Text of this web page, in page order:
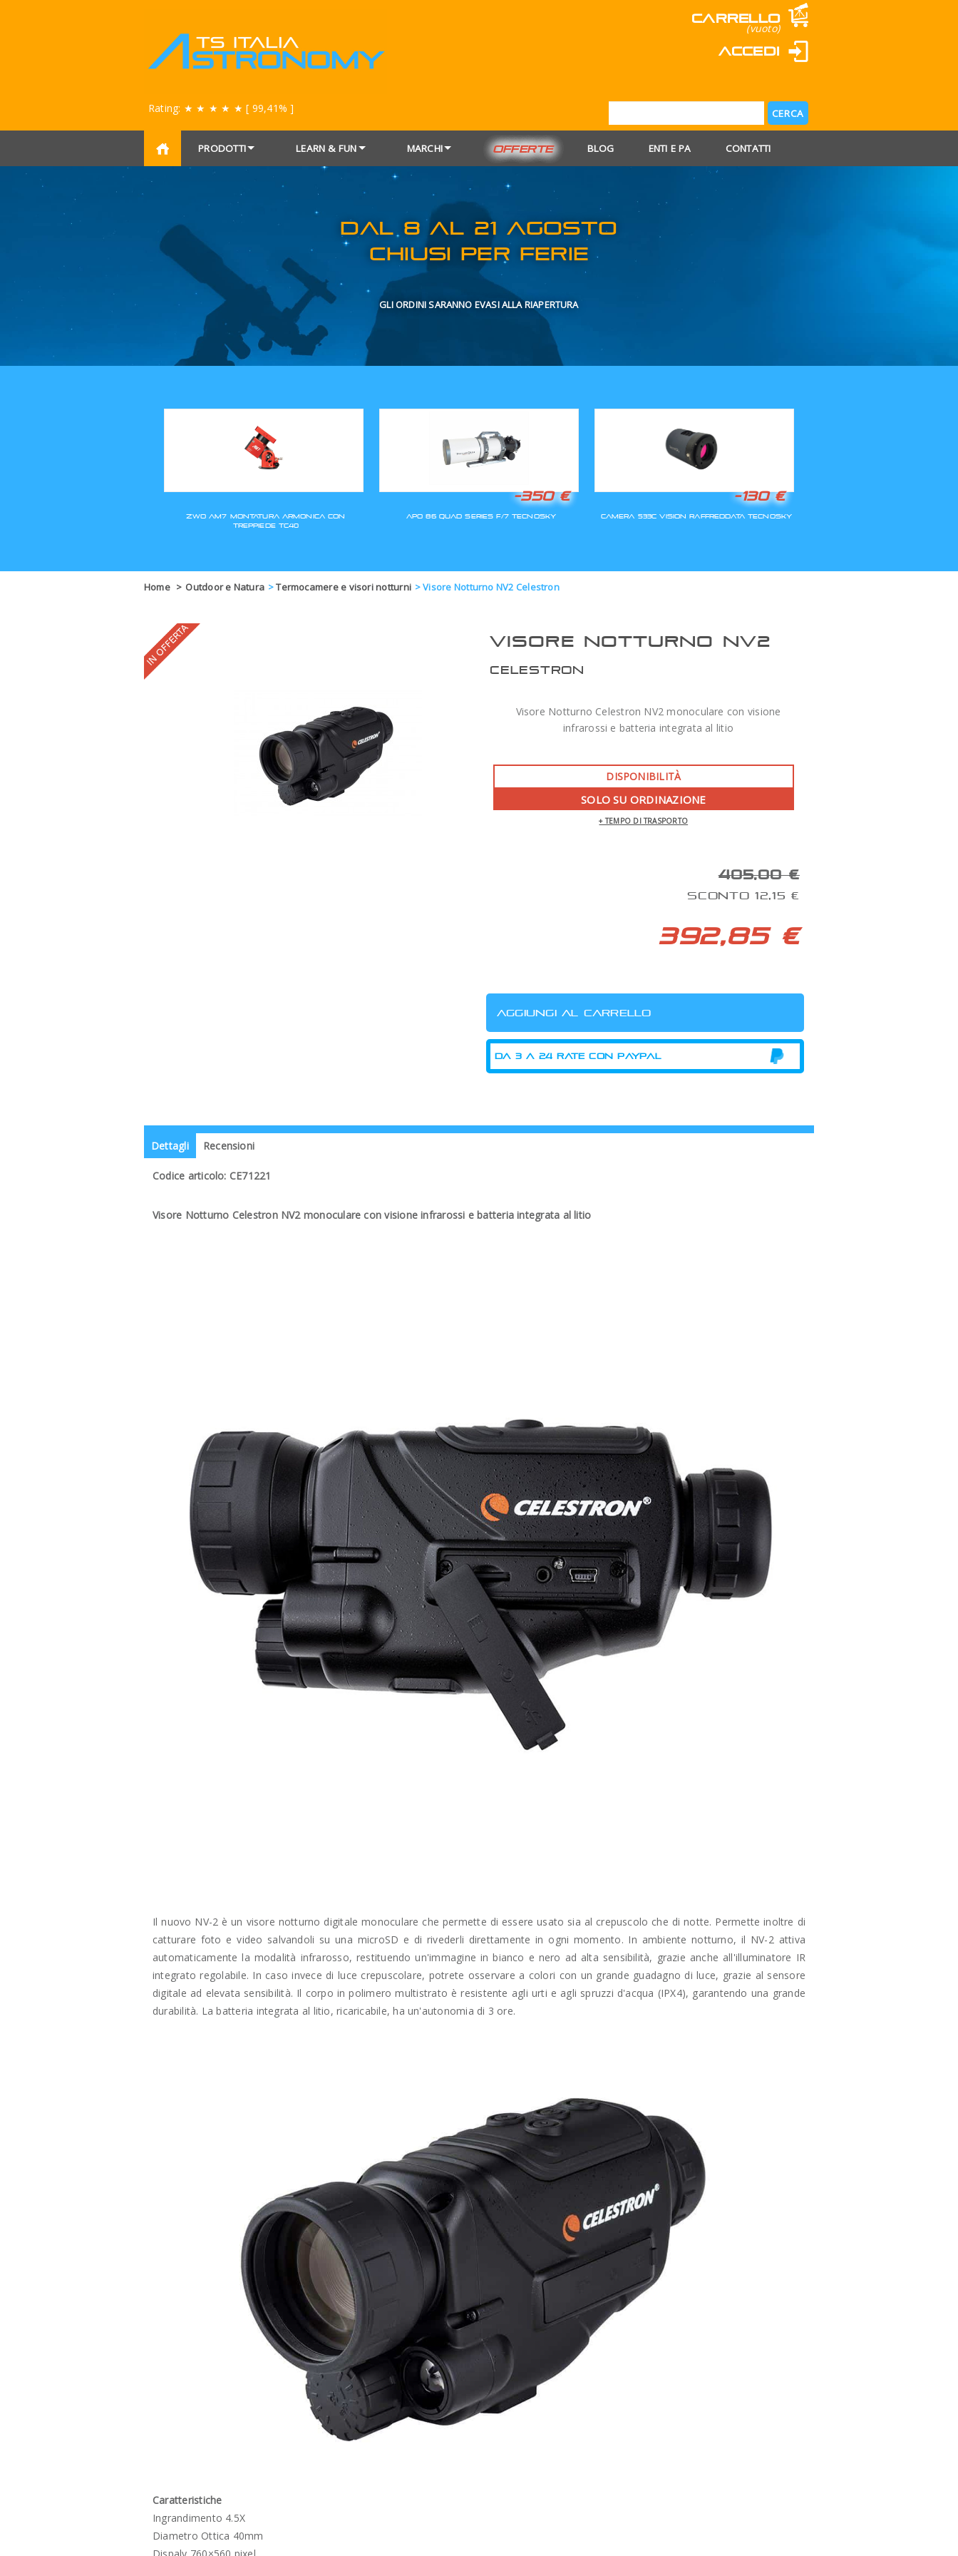
Carrello
(vuoto)
Accedi
Rating: ★ ★ ★ ★ ★ [ 99,41% ]
PRODOTTI LEARN & FUN MARCHI OFFERTE BLOG ENTI E PA CONTATTI
DAL 8 AL 21 AGOSTO
CHIUSI PER FERIE
Home > Outdoor e Natura >Termocamere e visori notturni >Visore Notturno NV2 Celestron
VISORE NOTTURNO NV2
CELESTRON
Visore Notturno Celestron NV2 monoculare con visione
infrarossi e batteria integrata al litio
DISPONIBILITÀ
SOLO SU ORDINAZIONE
+ TEMPO DI TRASPORTO
405,00 €
SCONTO 12,15 €
392,85 €
Dettagli Recensioni
Codice articolo: CE71221
Visore Notturno Celestron NV2 monoculare con visione infrarossi e batteria integrata al litio
Il nuovo NV-2 è un visore notturno digitale monoculare che permette di essere usato sia al crepuscolo che di notte. Permette inoltre di
catturare foto e video salvandoli su una microSD e di rivederli direttamente in ogni momento. In ambiente notturno, il NV-2 attiva
automaticamente la modalità infrarosso, restituendo un'immagine in bianco e nero ad alta sensibilità, grazie anche all'illuminatore IR
integrato regolabile. In caso invece di luce crepuscolare, potrete osservare a colori con un grande guadagno di luce, grazie al sensore
digitale ad elevata sensibilità. Il corpo in polimero multistrato è resistente agli urti e agli spruzzi d'acqua (IPX4), garantendo una grande
durabilità. La batteria integrata al litio, ricaricabile, ha un'autonomia di 3 ore.
Caratteristiche
Ingrandimento 4.5X
Diametro Ottica 40mm
Dispaly 760×560 pixel